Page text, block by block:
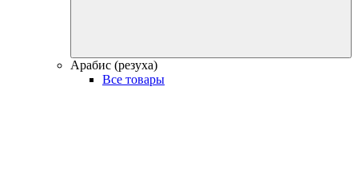
Арабис (резуха)
Все товары